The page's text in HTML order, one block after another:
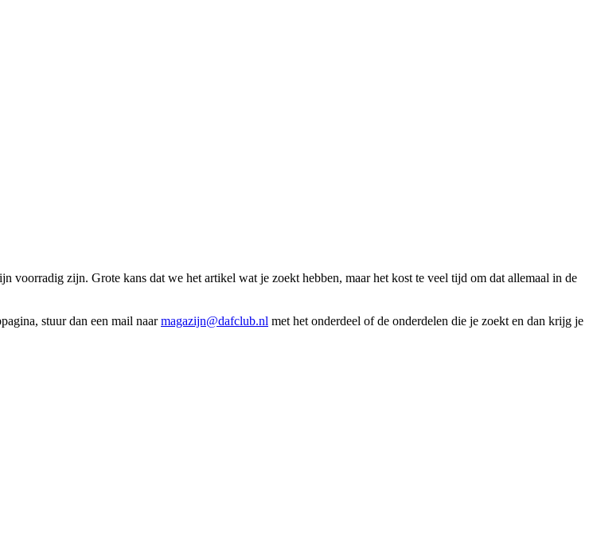
voorradig zijn. Grote kans dat we het artikel wat je zoekt hebben, maar het kost te veel tijd om dat allemaal in de
stuur dan een mail naarmagazijn@dafclub.nl met het onderdeel of de onderdelen die je zoekt en dan krijg je